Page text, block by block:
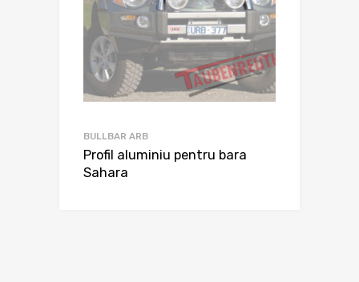
BULLBAR ARB
Profil aluminiu pentru bara
Sahara